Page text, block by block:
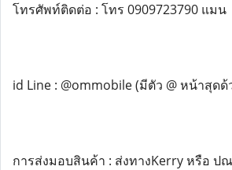
โทรศัพท์ติดต่อ : โทร 0909723790 แมน
id Line : @ommobile (มีตัว @ หน้าสุด
การส่งมอบสินค้า : ส่งทางKerry หรือ ป